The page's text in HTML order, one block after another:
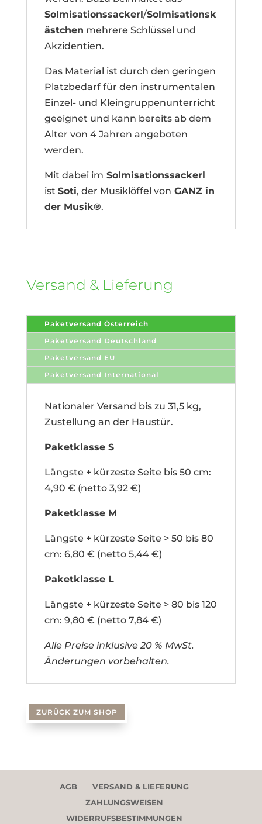
Solmisationssackerl /Solmisationsk
ästchen mehrere Schlüssel und
Akzidentien.
Das Material ist durch den geringen
Platzbedarf für den instrumentalen
Einzel- und Kleingruppenunterricht
geeignet und kann bereits ab dem
Alter von 4 Jahren angeboten
werden.
Mit dabei im Solmisationssackerl
ist Soti, der Musiklöffel von GANZ in
der Musik®.
Versand & Lieferung
Paketversand Österreich
Paketversand Deutschland
Paketversand EU
Paketversand International
Nationaler Versand bis zu 31,5 kg,
Zustellung an der Haustür.
Paketklasse S
Längste + kürzeste Seite bis 50 cm:
4,90 € (netto 3,92 €)
Paketklasse M
Längste + kürzeste Seite > 50 bis 80
cm: 6,80 € (netto 5,44 €)
Paketklasse L
Längste + kürzeste Seite > 80 bis 120
cm: 9,80 € (netto 7,84 €)
Alle Preise inklusive 20 % MwSt.
Änderungen vorbehalten.
ZURÜCK ZUM SHOP
AGB
VERSAND & LIEFERUNG
ZAHLUNGSWEISEN
WIDERRUFSBESTIMMUNGEN